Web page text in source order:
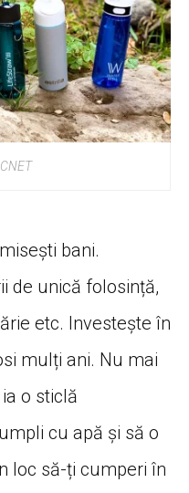
bani.
de unică folosință,
etc. Investește în
mulți ani. Nu mai
o sticlă
cu apă și să o
loc să-ți cumperi în